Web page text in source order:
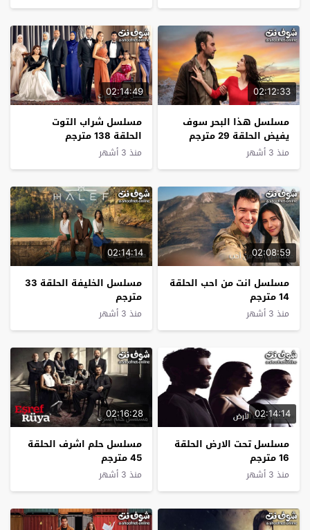
02:12:33
مسلسل هذا البحر سوف
يفيض الحلقة 29 مترجم
منذ 3 أشهر
02:14:49
مسلسل شراب التوت
الحلقة 138 مترجم
منذ 3 أشهر
02:08:59
مسلسل انت من احب الحلقة
14 مترجم
منذ 3 أشهر
02:14:14
مسلسل الخليفة الحلقة 33
مترجم
منذ 3 أشهر
02:14:14
مسلسل تحت الارض الحلقة
16 مترجم
منذ 3 أشهر
02:16:28
مسلسل حلم اشرف الحلقة
45 مترجم
منذ 3 أشهر